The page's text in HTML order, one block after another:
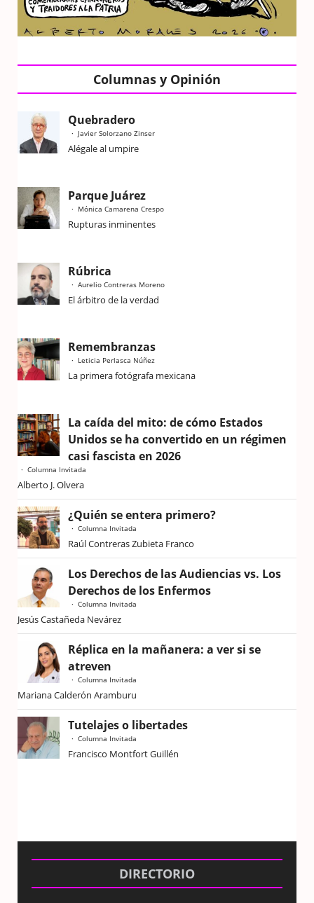
Columnas y Opinión
Quebradero
Javier Solorzano Zinser
Alégale al umpire
Parque Juárez
Mónica Camarena Crespo
Rupturas inminentes
Rúbrica
Aurelio Contreras Moreno
El árbitro de la verdad
Remembranzas
Leticia Perlasca Núñez
La primera fotógrafa mexicana
La caída del mito: de cómo Estados
Unidos se ha convertido en un régimen
casi fascista en 2026
Columna Invitada
Alberto J. Olvera
¿Quién se entera primero?
Columna Invitada
Raúl Contreras Zubieta Franco
Los Derechos de las Audiencias vs. Los
Derechos de los Enfermos
Columna Invitada
Jesús Castañeda Nevárez
Réplica en la mañanera: a ver si se
atreven
Columna Invitada
Mariana Calderón Aramburu
Tutelajes o libertades
Columna Invitada
Francisco Montfort Guillén
DIRECTORIO